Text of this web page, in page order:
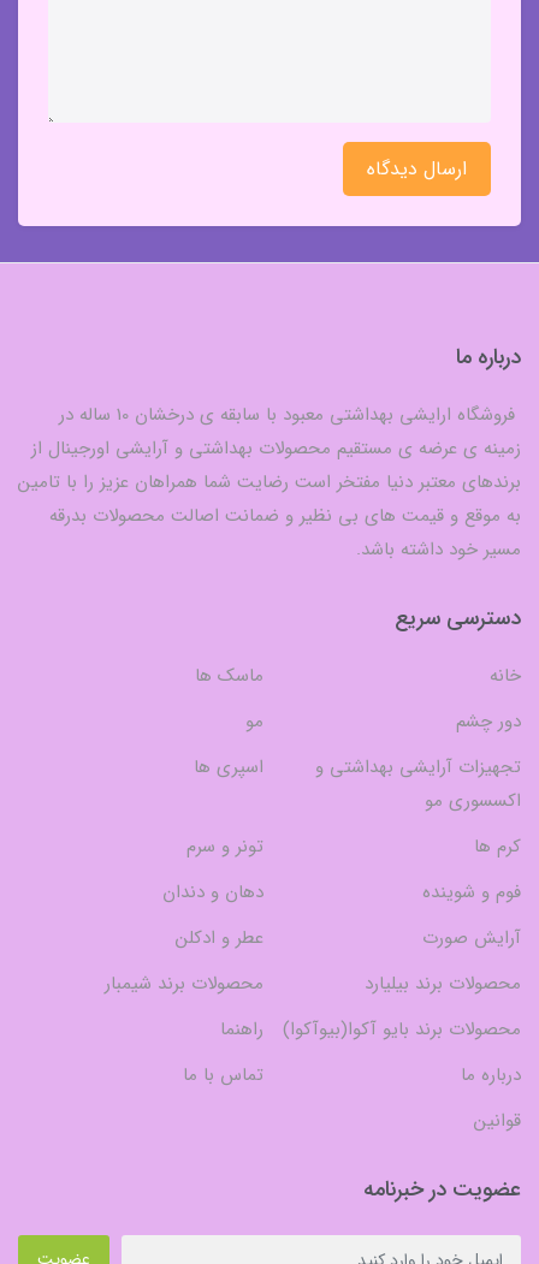
ارسال دیدگاه
درباره ما
فروشگاه ارایشی بهداشتی معبود با سابقه ی درخشان 10 ساله در
زمینه ی عرضه ی مستقیم محصولات بهداشتی و آرایشی اورجینال از
برندهای معتبر دنیا مفتخر است رضایت شما همراهان عزیز را با تامین
به موقع و قیمت های بی نظیر و ضمانت اصالت محصولات بدرقه
مسیر خود داشته باشد.
دسترسی سریع
خانه
ماسک ها
دور چشم
مو
تجهیزات آرایشی بهداشتی و
اکسسوری مو
اسپری ها
کرم ها
تونر و سرم
فوم و شوینده
دهان و دندان
آرایش صورت
عطر و ادکلن
محصولات برند بیلیارد
محصولات برند شیمبار
محصولات برند بایو آکوا(بیوآکوا)
راهنما
درباره ما
تماس با ما
قوانین
عضویت در خبرنامه